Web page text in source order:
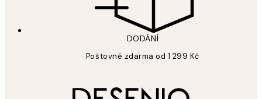
DODÁNÍ
Poštovné zdarma od 1 299 Kč